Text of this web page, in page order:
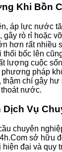
Khi Bồn
áp lực nước
gây rò rỉ hoặc
hơn rất nhiều
thối bốc lên
lượng cuộc
pháp
thậm chí gây
nước.
Dịch Vụ
chuyên
sở hữu
hiện đại và quy